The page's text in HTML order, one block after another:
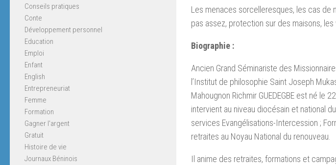
Les menaces sorcelleresques, les cas de
pas assez, protection sur des maisons,
Biographie :
Ancien Grand Séminariste des
l’Institut de philosophie Saint Joseph
Mahougnon Richmir GUEDEGBE est né le
intervient au niveau diocésain et national
services Evangélisations-Intercession ;
retraites au Noyau National du renouveau.
Il anime des retraites, formations et
Conseils pratiques
Conte
Développement personnel
Education
Emploi
Enfant
English
Entrepreneuriat
Femme
Formation
Gagner l'argent
Gratuit
Histoire de vie
Journaux Béninois